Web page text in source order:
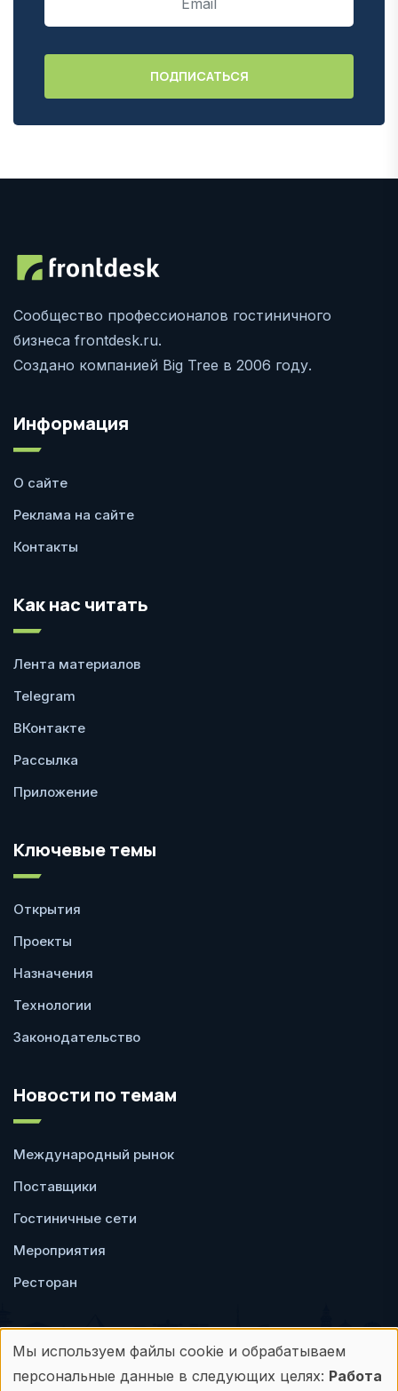
Сообщество профессионалов гостиничного
бизнеса frontdesk.ru.
Создано компанией Big Tree в 2006 году.
Информация
О сайте
Реклама на сайте
Контакты
Как нас читать
Лента материалов
Telegram
ВКонтакте
Рассылка
Приложение
Ключевые темы
Открытия
Проекты
Назначения
Технологии
Законодательство
Новости по темам
Международный рынок
Поставщики
Гостиничные сети
Мероприятия
Ресторан
Пользовательское Политика
Использование
Мы используем файлы cookie и обрабатываем
персональные данные в следующих целях: Работа